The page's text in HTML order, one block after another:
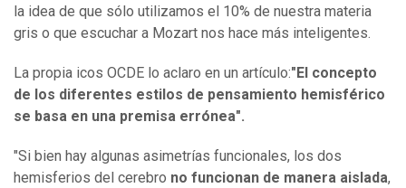
la idea de que sólo utilizamos el 10% de nuestra materia
gris o que escuchar a Mozart nos hace más inteligentes.
La propia icos OCDE lo aclaro en un artículo:"El concepto
de los diferentes estilos de pensamiento hemisférico
se basa en una premisa errónea".
"Si bien hay algunas asimetrías funcionales, los dos
hemisferios del cerebro no funcionan de manera aislada,